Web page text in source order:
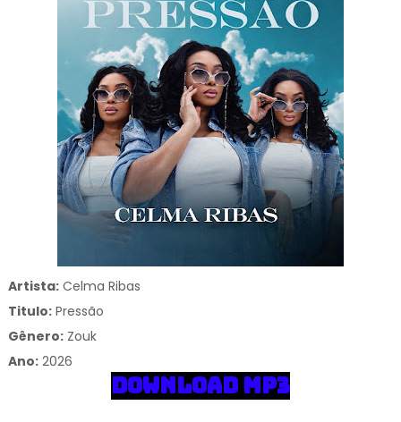
Artista:Celma Ribas
Titulo:Pressão
Gênero: Zouk
Ano:2026
DOWNLOAD MP3